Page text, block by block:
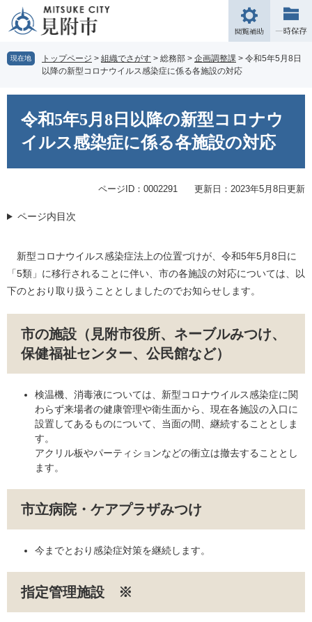
の
先
で
ー
を
ば
へ
閲
覧
補
助
現在地 トップページ > 組織でさがす > 総務部 > 企画調整課 > 令和5年5月8日
以降の新型コロナウイルス感染症に係る各施設の対応
令和5年5月8日以降の新型コロナウ
イルス感染症に係る各施設の対応
ページID：0002291 更新日：2023年5月8日更新
ページ内目次
新型コロナウイルス感染症法上の位置づけが、令和5年5月8日に
「5類」に移行されることに伴い、市の各施設の対応については、以
下のとおり取り扱うこととしましたのでお知らせします。
市の施設（見附市役所、ネーブルみつけ、
保健福祉センター、公民館など）
検温機、消毒液については、新型コロナウイルス感染症に関
わらず来場者の健康管理や衛生面から、現在各施設の入口に
設置してあるものについて、当面の間、継続することとしま
す。
アクリル板やパーティションなどの衝立は撤去することとし
ます。
市立病院・ケアプラザみつけ
今までとおり感染症対策を継続します。
指定管理施設 ※